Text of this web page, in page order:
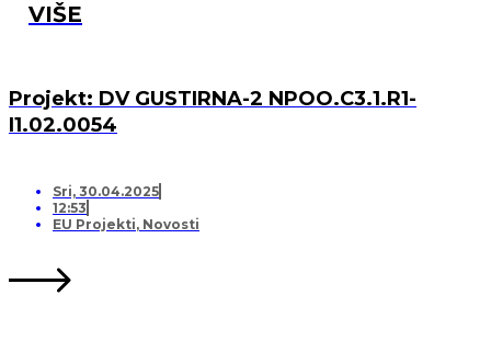
VIŠE
Projekt: DV GUSTIRNA-2 NPOO.C3.1.R1-
I1.02.0054
Sri, 30.04.2025
12:53
EU Projekti, Novosti